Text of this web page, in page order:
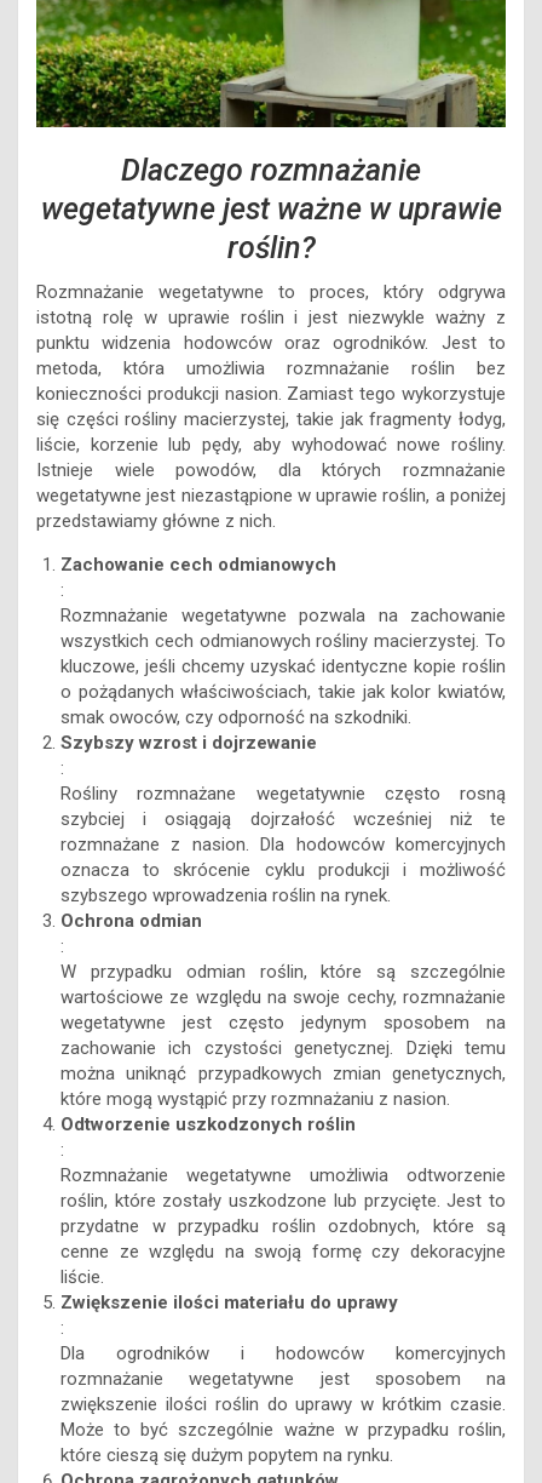
Dlaczego rozmnażanie
wegetatywne jest ważne w uprawie
roślin?
Rozmnażanie wegetatywne to proces, który odgrywa
istotną rolę w uprawie roślin i jest niezwykle ważny z
punktu widzenia hodowców oraz ogrodników. Jest to
metoda, która umożliwia rozmnażanie roślin bez
konieczności produkcji nasion. Zamiast tego wykorzystuje
się części rośliny macierzystej, takie jak fragmenty łodyg,
liście, korzenie lub pędy, aby wyhodować nowe rośliny.
Istnieje wiele powodów, dla których rozmnażanie
wegetatywne jest niezastąpione w uprawie roślin, a poniżej
przedstawiamy główne z nich.
Zachowanie cech odmianowych
:
Rozmnażanie wegetatywne pozwala na zachowanie
wszystkich cech odmianowych rośliny macierzystej. To
kluczowe, jeśli chcemy uzyskać identyczne kopie roślin
o pożądanych właściwościach, takie jak kolor kwiatów,
smak owoców, czy odporność na szkodniki.
Szybszy wzrost i dojrzewanie
:
Rośliny rozmnażane wegetatywnie często rosną
szybciej i osiągają dojrzałość wcześniej niż te
rozmnażane z nasion. Dla hodowców komercyjnych
oznacza to skrócenie cyklu produkcji i możliwość
szybszego wprowadzenia roślin na rynek.
Ochrona odmian
:
W przypadku odmian roślin, które są szczególnie
wartościowe ze względu na swoje cechy, rozmnażanie
wegetatywne jest często jedynym sposobem na
zachowanie ich czystości genetycznej. Dzięki temu
można uniknąć przypadkowych zmian genetycznych,
które mogą wystąpić przy rozmnażaniu z nasion.
Odtworzenie uszkodzonych roślin
:
Rozmnażanie wegetatywne umożliwia odtworzenie
roślin, które zostały uszkodzone lub przycięte. Jest to
przydatne w przypadku roślin ozdobnych, które są
cenne ze względu na swoją formę czy dekoracyjne
liście.
Zwiększenie ilości materiału do uprawy
:
Dla ogrodników i hodowców komercyjnych
rozmnażanie wegetatywne jest sposobem na
zwiększenie ilości roślin do uprawy w krótkim czasie.
Może to być szczególnie ważne w przypadku roślin,
które cieszą się dużym popytem na rynku.